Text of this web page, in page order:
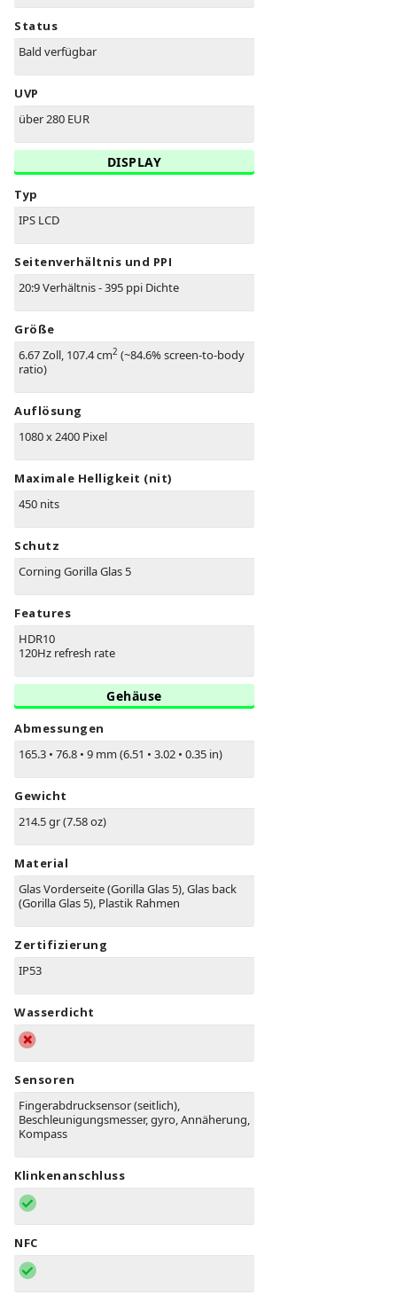
Status
Bald verfügbar
UVP
über 280 EUR
DISPLAY
Typ
IPS LCD
Seitenverhältnis und PPI
20:9 Verhältnis - 395 ppi Dichte
Größe
6.67 Zoll, 107.4 cm2 (~84.6% screen-to-body
ratio)
Auflösung
1080 x 2400 Pixel
Maximale Helligkeit (nit)
450 nits
Schutz
Corning Gorilla Glas 5
Features
HDR10
120Hz refresh rate
Gehäuse
Abmessungen
165.3 • 76.8 • 9 mm (6.51 • 3.02 • 0.35 in)
Gewicht
214.5 gr (7.58 oz)
Material
Glas Vorderseite (Gorilla Glas 5), Glas back
(Gorilla Glas 5), Plastik Rahmen
Zertifizierung
IP53
Wasserdicht
Sensoren
Fingerabdrucksensor (seitlich),
Beschleunigungsmesser, gyro, Annäherung,
Kompass
Klinkenanschluss
NFC